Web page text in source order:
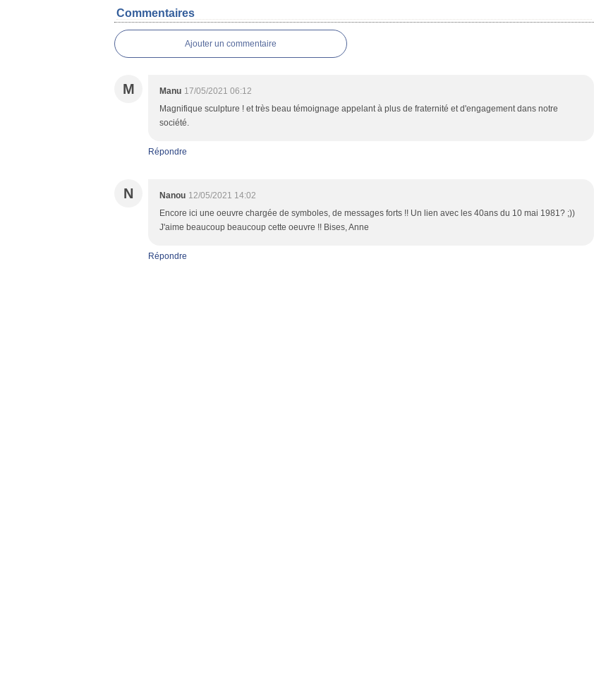
Commentaires
Ajouter un commentaire
M Manu 17/05/2021 06:12
Magnifique sculpture ! et très beau témoignage appelant à plus de fraternité et d'engagement dans notre
société.
Répondre
N Nanou 12/05/2021 14:02
Encore ici une oeuvre chargée de symboles, de messages forts !! Un lien avec les 40ans du 10 mai 1981? ;))
J'aime beaucoup beaucoup cette oeuvre !! Bises, Anne
Répondre